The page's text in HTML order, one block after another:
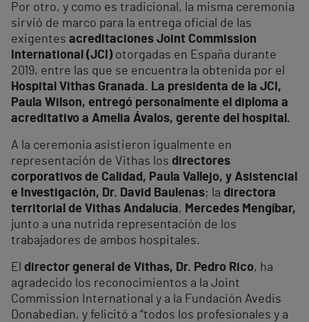
Por otro, y como es tradicional, la misma ceremonia
sirvió de marco para la entrega oficial de las
exigentes acreditaciones Joint Commission
International (JCI)otorgadas en España durante
2019, entre las que se encuentra la obtenida por el
Hospital Vithas Granada. La presidenta de la JCI,
Paula Wilson, entregó personalmente el diploma a
acreditativo a Amelia Ávalos, gerente del hospital.
A la ceremonia asistieron igualmente en
representación de Vithas los directores
corporativos de Calidad, Paula Vallejo, y Asistencial
e Investigación, Dr. David Baulenas; la d irectora
territorial de Vithas Andalucía, Mercedes Mengíbar,
junto a una nutrida representación de los
trabajadores de ambos hospitales.
El director general de Vithas, Dr. Pedro Rico, ha
agradecido los reconocimientos a la Joint
Commission International y a la Fundación Avedis
Donabedian, y felicitó a “todos los profesionales y a